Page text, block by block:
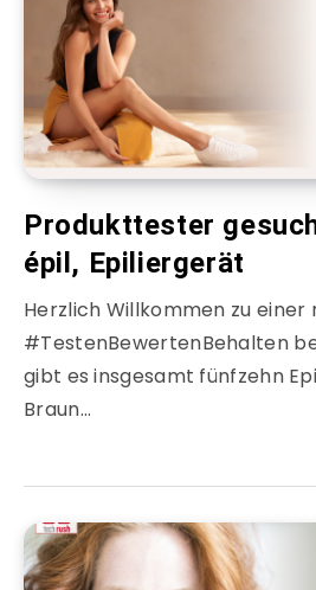
Produkttester
épil, Epiliergerät
Herzlich Willkommen zu einer
#TestenBewertenBehalten
gibt es insgesamt fünfzehn
Braun…